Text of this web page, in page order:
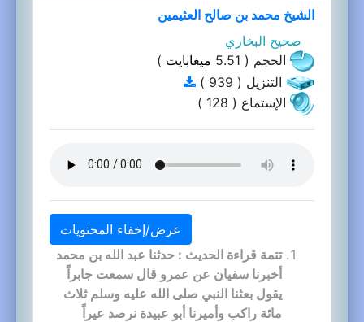
الشيخ محمد بن صالح العثيمين
صحيح البخاري
الحجم ( 5.51
ميغابايت )
التنزيل ( 939 )
الإستماع ( 128 )
عرض/إخفاء المحتويات
تتمة قراءة الحديث : حدثنا عبد الله بن محمد
أخبرنا سفيان عن عمرو قال سمعت جابراً
يقول بعثنا النبي صلى الله عليه وسلم ثلاث
مائة راكب وأميرنا أبو عبيدة نرصد عيراً